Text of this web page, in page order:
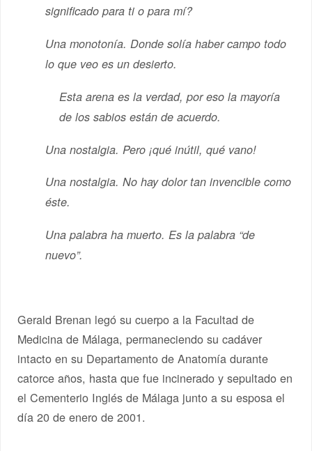
significado para ti o para mí?
Una monotonía. Donde solía haber campo todo
lo que veo es un desierto.
Esta arena es la verdad, por eso la mayoría
de los sabios están de acuerdo.
Una nostalgia. Pero ¡qué inútil, qué vano!
Una nostalgia. No hay dolor tan invencible como
éste.
Una palabra ha muerto. Es la palabra “de
nuevo”.
Gerald Brenan legó su cuerpo a la Facultad de
Medicina de Málaga, permaneciendo su cadáver
intacto en su Departamento de Anatomía durante
catorce años, hasta que fue incinerado y sepultado en
el Cementerio Inglés de Málaga junto a su esposa el
día 20 de enero de 2001.